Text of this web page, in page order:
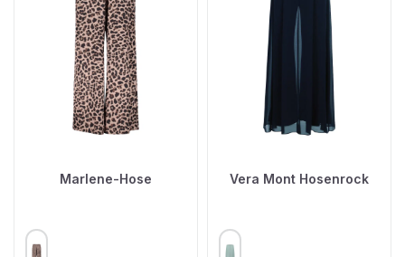
Marlene-Hose
FARBE
Vera Mont Hosenrock
FARBE